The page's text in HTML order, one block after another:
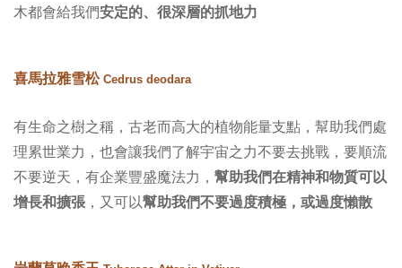
木都會給我們安定的、很深層的抓地力
喜馬拉雅雪松 Cedrus deodara
有生命之樹之稱，古老而高大的植物能量支點 ， 幫助我們處
理累世業力 ， 也會讓我們了解宇宙之力不要去挑戰 ， 要順流
不要逆天，有企業豐盛魔法力 ， 幫助我們在精神和物質可以
增長和擴張 ，又可以幫助我們不要過度積極，或過度懶散